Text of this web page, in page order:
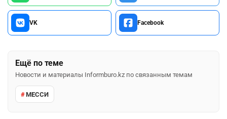
VK Facebook
Ещё по теме
Новости и материалы Informburo.kz по связанным темам
МЕССИ